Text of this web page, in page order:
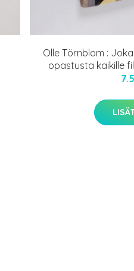
Olle Törnblom :
opastusta kaikille